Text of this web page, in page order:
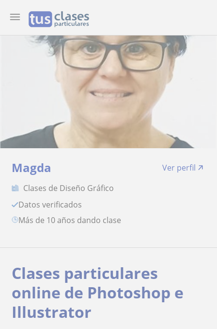
Magda
Ver perfil
Clases de Diseño Gráfico
Datos verificados
más de 10 años dando clase
Clases particulares
online de Photoshop e
Illustrator